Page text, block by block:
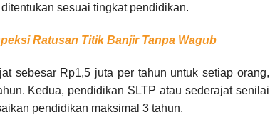
sesuai tingkat pendidikan.
Ratusan Titik Banjir Tanpa Wagub
sebesar Rp1,5 juta per tahun untuk setiap orang,
Kedua, pendidikan SLTP atau sederajat senilai
pendidikan maksimal 3 tahun.